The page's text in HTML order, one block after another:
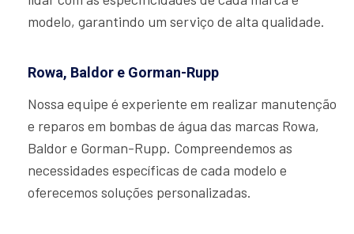
modelo, garantindo um serviço de alta qualidade.
Rowa, Baldor e Gorman-Rupp
Nossa equipe é experiente em realizar manutenção
e reparos em bombas de água das marcas Rowa,
Baldor e Gorman-Rupp. Compreendemos as
necessidades específicas de cada modelo e
oferecemos soluções personalizadas.